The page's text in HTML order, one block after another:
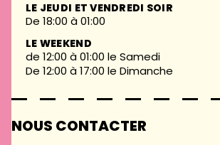
LE JEUDI ET VENDREDI SOIR
De 18:00 à 01:00
LE WEEKEND
de 12:00 à 01:00 le Samedi
De 12:00 à 17:00 le Dimanche
NOUS CONTACTER